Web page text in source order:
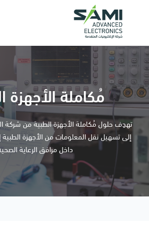
مُكاملة الأجهزة
تهدِف حلول مُكاملة الأجهزة الطبية من شركة
إلى تسهيل نقل المعلومات من الأجهزة
داخل مرافق الرعاية